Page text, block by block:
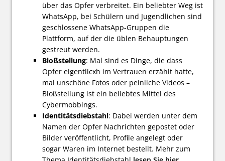
über das Opfer verbreitet. Ein beliebter Weg ist
WhatsApp, bei Schülern und Jugendlichen sind
geschlossene WhatsApp-Gruppen die
Plattform, auf der die üblen Behauptungen
gestreut werden.
Bloßstellung: Mal sind es Dinge, die dass
Opfer eigentlicxh im Vertrauen erzählt hatte,
mal unschöne Fotos oder peinliche Videos –
Bloßstellung ist ein beliebtes Mittel des
Cybermobbings.
Identitätsdiebstahl: Dabei werden unter dem
Namen der Opfer Nachrichten gepostet oder
Bilder veröffentlicht, Profile angelegt oder
sogar Waren im Internet bestellt. Mehr zum